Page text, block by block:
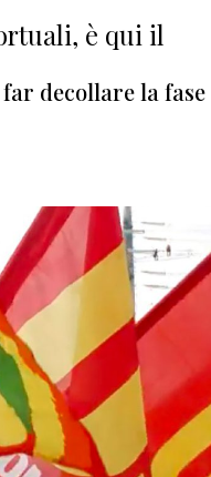
è qui il
far decollare la fase